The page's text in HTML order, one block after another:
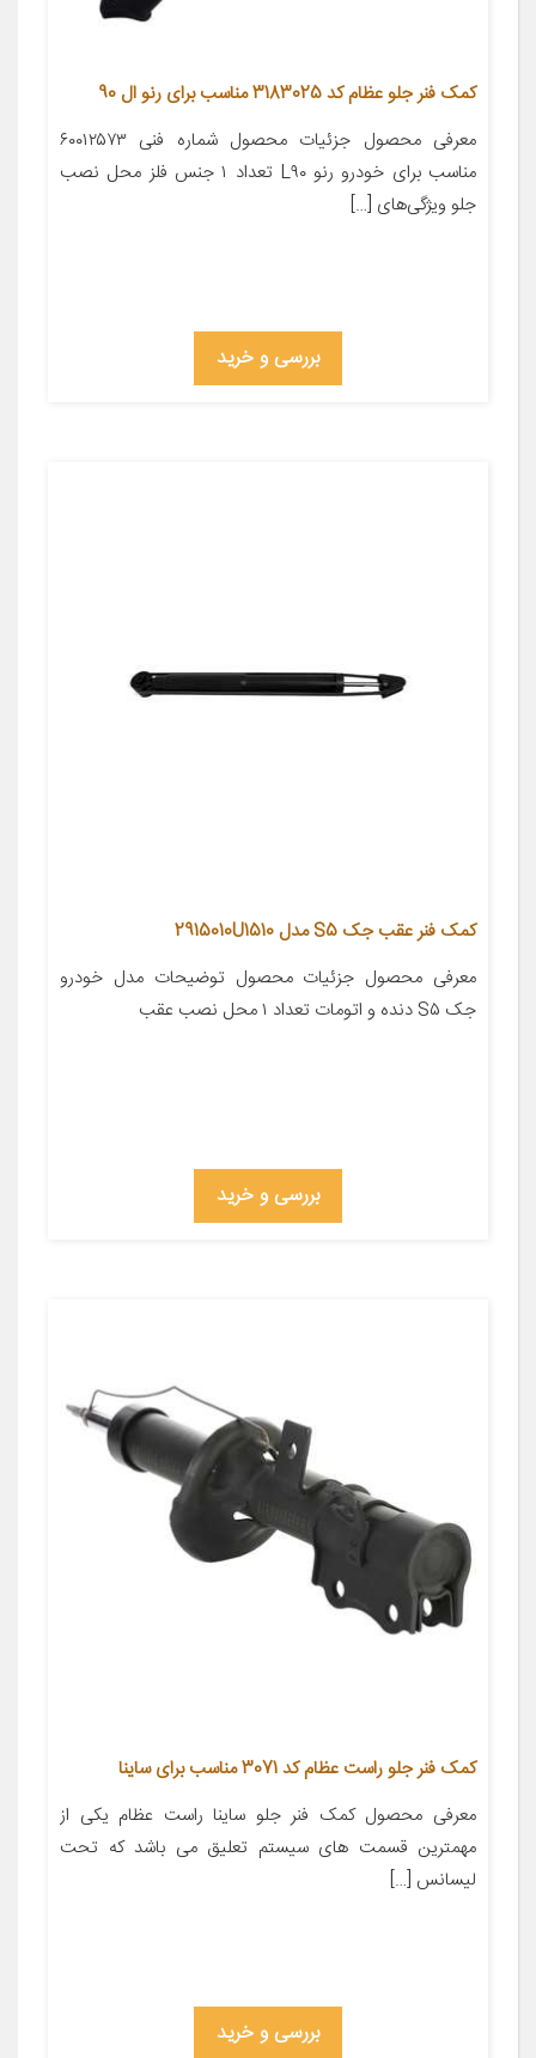
کمک فنر جلو عظام کد 3183025 مناسب برای رنو ال 90
معرفی محصول جزئیات محصول شماره فنی ۶۰۰۱۲۵۷۳
مناسب برای خودرو رنو L۹۰ تعداد ۱ جنس فلز محل نصب
جلو ویژگی‌های […]
بررسی و خرید
کمک فنر عقب جک S5 مدل 2915010U1510
معرفی محصول جزئیات محصول توضیحات مدل خودرو
جک S۵ دنده و اتومات تعداد ۱ محل نصب عقب
بررسی و خرید
کمک فنر جلو راست عظام کد 3071 مناسب برای ساینا
معرفی محصول کمک فنر جلو ساينا راست عظام یکی از
مهمترین قسمت های سیستم تعلیق می باشد که تحت
لیسانس […]
بررسی و خرید